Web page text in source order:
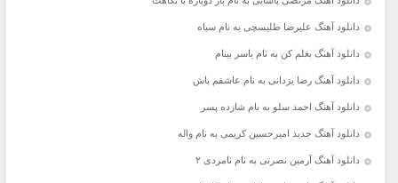
دانلود آهنگ علیرضا طلیسچی به نام سیاه
دانلود آهنگ بغلم کن به نام یاسر بینام
دانلود آهنگ رضا یزدانی به نام عاشقم باش
دانلود آهنگ احمد سلو به نام شازده پسر
دانلود آهنگ جدید امیرحسین کریمی به نام واله
دانلود آهنگ آرمین نصرتی به نام نامزدی ۲